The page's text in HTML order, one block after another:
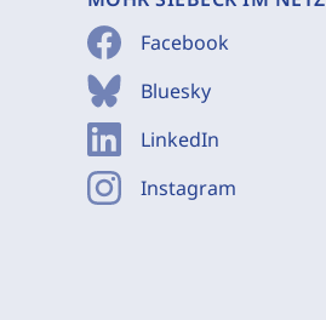
Facebook
Bluesky
LinkedIn
Instagram